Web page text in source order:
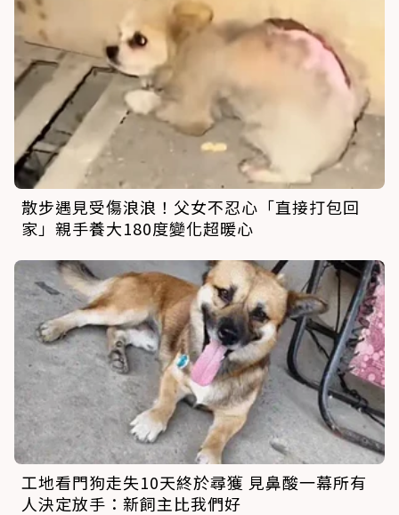
散步遇見受傷浪浪！父女不忍心「直接打包回
家」親手養大180度變化超暖心
工地看門狗走失10天終於尋獲 見鼻酸一幕所有
人決定放手：新飼主比我們好